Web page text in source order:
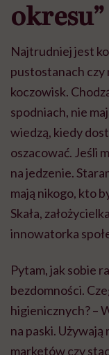
okresu”
Najtrudniej jest
pustostanach czy
koczowisk.
spodniach, nie
wiedzą, kiedy
oszacować. Jeśli
na jedzenie.
mają nikogo, kto
Skała,
innowatorka
Pytam, jak sobie
bezdomności.
higienicznych? –
na paski.
marketów czy